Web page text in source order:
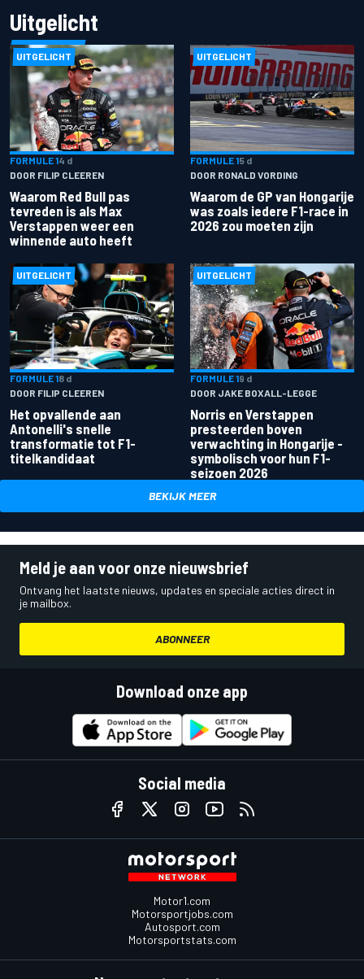
Uitgelicht
UITGELICHT
FORMULE 14 d
DOOR FILIP CLEEREN
Waarom Red Bull pas
tevreden is als Max
Verstappen weer een
winnende auto heeft
UITGELICHT
FORMULE 15 d
DOOR RONALD VORDING
Waarom de GP van Hongarije
was zoals iedere F1-race in
2026 zou moeten zijn
UITGELICHT
FORMULE 18 d
DOOR FILIP CLEEREN
Het opvallende aan
Antonelli's snelle
transformatie tot F1-
titelkandidaat
UITGELICHT
FORMULE 19 d
DOOR JAKE BOXALL-LEGGE
Norris en Verstappen
presteerden boven
verwachting in Hongarije -
symbolisch voor hun F1-
seizoen 2026
BEKIJK MEER
Meld je aan voor onze nieuwsbrief
Ontvang het laatste nieuws, updates en speciale acties direct in
je mailbox.
ABONNEER
Download onze app
Social media
Motor1.com
Motorsportjobs.com
Autosport.com
Motorsportstats.com